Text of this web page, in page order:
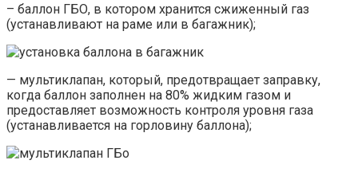
– баллон ГБО, в котором хранится сжиженный газ
(устанавливают на раме или в багажник);
— мультиклапан, который, предотвращает заправку,
когда баллон заполнен на 80% жидким газом и
предоставляет возможность контроля уровня газа
(устанавливается на горловину баллона);